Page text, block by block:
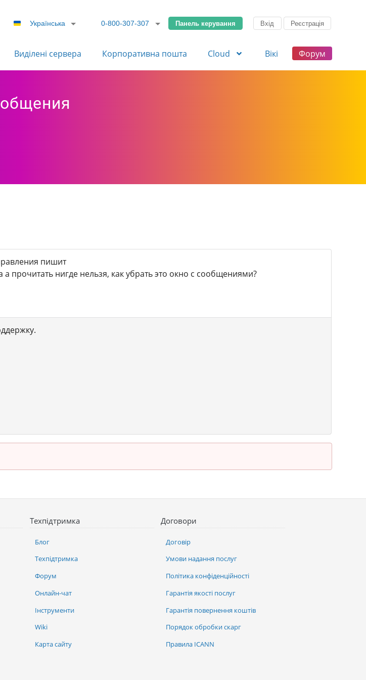
Українська 0-800-307-307 Панель керування Вхід Реєстрація
Виділені сервера Корпоративна пошта Cloud Вікі Форум
пишит
прочитать нигде нельзя, как убрать это окно с сообщениями?
Техпідтримка
Блог
Техпідтримка
Форум
Онлайн-чат
Інструменти
Wiki
Карта сайту
Договори
Договір
Умови надання послуг
Політика конфіденційності
Гарантія якості послуг
Гарантія повернення коштів
Порядок обробки скарг
Правила ICANN